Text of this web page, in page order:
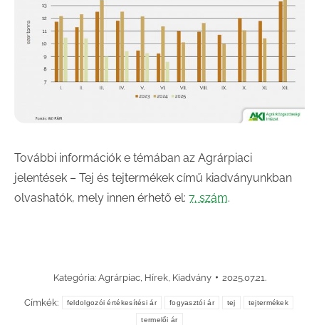
További információk e témában az Agrárpiaci
jelentések – Tej és tejtermékek című kiadványunkban
olvashatók, mely innen érhető el: 7. szám.
Kategória: Agrárpiac, Hírek, Kiadvány 2025.07.21.
Címkék: feldolgozói értékesítési ár fogyasztói ár tej tejtermékek
termelői ár